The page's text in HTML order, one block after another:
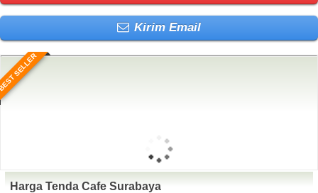
Kirim Email
SELLER
Harga Tenda Cafe Surabaya